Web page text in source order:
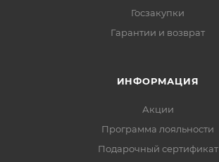
Госзакупки
Гарантии и возврат
ИНФОРМАЦИЯ
Акции
Программа лояльности
Подарочный сертификат